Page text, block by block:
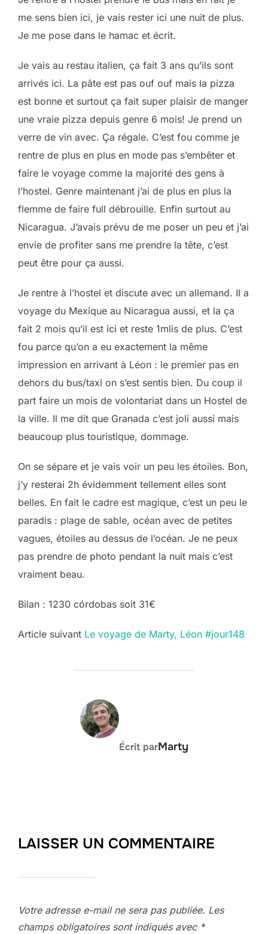
me sens bien ici, je vais rester ici une nuit de plus.
Je me pose dans le hamac et écrit.
Je vais au restau italien, ça fait 3 ans qu’ils sont
arrivés ici. La pâte est pas ouf ouf mais la pizza
est bonne et surtout ça fait super plaisir de manger
une vraie pizza depuis genre 6 mois! Je prend un
verre de vin avec. Ça régale. C’est fou comme je
rentre de plus en plus en mode pas s’embêter et
faire le voyage comme la majorité des gens à
l’hostel. Genre maintenant j’ai de plus en plus la
flemme de faire full débrouille. Enfin surtout au
Nicaragua. J’avais prévu de me poser un peu et j’ai
envie de profiter sans me prendre la tête, c’est
peut être pour ça aussi.
Je rentre à l’hostel et discute avec un allemand. Il a
voyage du Mexique au Nicaragua aussi, et la ça
fait 2 mois qu’il est ici et reste 1mlis de plus. C’est
fou parce qu’on a eu exactement la même
impression en arrivant à Léon : le premier pas en
dehors du bus/taxi on s’est sentis bien. Du coup il
part faire un mois de volontariat dans un Hostel de
la ville. Il me dit que Granada c’est joli aussi mais
beaucoup plus touristique, dommage.
On se sépare et je vais voir un peu les étoiles. Bon,
j’y resterai 2h évidemment tellement elles sont
belles. En fait le cadre est magique, c’est un peu le
paradis : plage de sable, océan avec de petites
vagues, étoiles au dessus de l’océan. Je ne peux
pas prendre de photo pendant la nuit mais c’est
vraiment beau.
Bilan : 1230 córdobas soit 31€
Post
Article suivant Le voyage de Marty, Léon #jour148
AUTEUR DE LA PUBLICATION
Écrit parMarty
LAISSER UN COMMENTAIRE
Votre adresse e-mail ne sera pas publiée. Les
champs obligatoires sont indiqués avec *